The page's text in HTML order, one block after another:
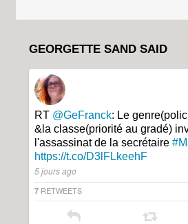
GEORGETTE SAND SAID
RT @GeFranck: Le
&la classe(priorité au gradé)
l'assassinat de la secrétaire
https://t.co/D3lFLkeehF
5 jours ago
7 RETWEETS